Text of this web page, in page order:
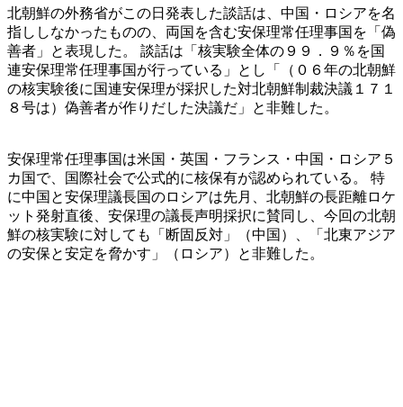
北朝鮮の外務省がこの日発表した談話は、中国・ロシアを名
指ししなかったものの、両国を含む安保理常任理事国を「偽
善者」と表現した。 談話は「核実験全体の９９．９％を国
連安保理常任理事国が行っている」とし「（０６年の北朝鮮
の核実験後に国連安保理が採択した対北朝鮮制裁決議１７１
８号は）偽善者が作りだした決議だ」と非難した。
安保理常任理事国は米国・英国・フランス・中国・ロシア５
カ国で、国際社会で公式的に核保有が認められている。 特
に中国と安保理議長国のロシアは先月、北朝鮮の長距離ロケ
ット発射直後、安保理の議長声明採択に賛同し、今回の北朝
鮮の核実験に対しても「断固反対」（中国）、「北東アジア
の安保と安定を脅かす」（ロシア）と非難した。